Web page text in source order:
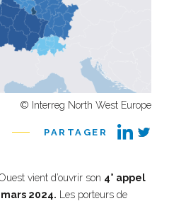
© Interreg North West Europe
PARTAGER
vient d’ouvrir son 4° appel
2024. Les porteurs de